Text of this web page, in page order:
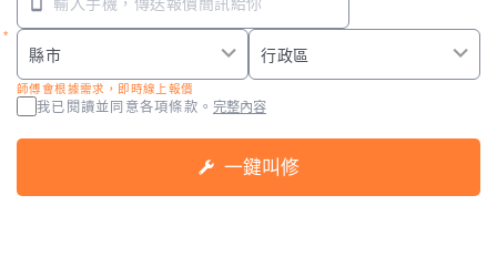
師傅會根據需求，即時線上報價
我已閱讀並同意各項條款。 完整內容
一鍵叫修